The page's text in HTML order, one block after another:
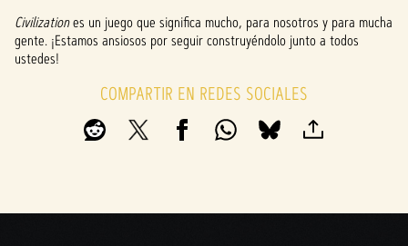
Civilizationes un juego que significa mucho, para nosotros y para mucha
gente. ¡Estamos ansiosos por seguir construyéndolo junto a todos
ustedes!
COMPARTIR EN REDES SOCIALES